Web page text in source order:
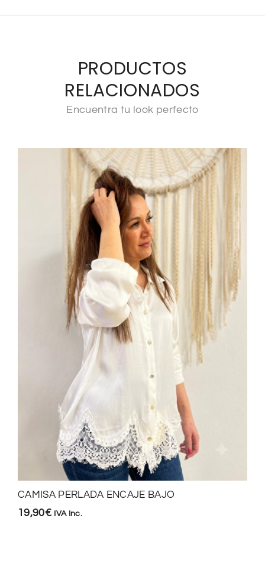
PRODUCTOS
RELACIONADOS
Encuentra tu look perfecto
CAMISA PERLADA ENCAJE BAJO
19,90€ IVA Inc.